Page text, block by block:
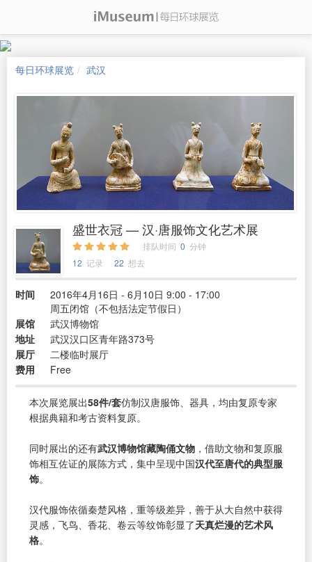
每日环球展览 武汉
盛世衣冠 — 汉·唐服饰文化艺术展
排队时间 0 分钟
12 记录 22 想去
时间
2016年4月16日 - 6月10日 9:00 - 17:00
周五闭馆（不包括法定节假日）
展馆
武汉博物馆
地址
武汉汉口区青年路373号
展厅
二楼临时展厅
费用
Free
本次展览展出58件/套仿制汉唐服饰、器具，均由复原专家
根据典籍和考古资料复原。
同时展出的还有武汉博物馆藏陶俑文物 ，借助文物和复原服
饰相互佐证的展陈方式，集中呈现中国汉代至唐代的典型服
饰。
汉代服饰依循秦楚风格，重等级差异，善于从大自然中获得
灵感，飞鸟、香花、卷云等纹饰彰显了天真烂漫的艺术风
格。